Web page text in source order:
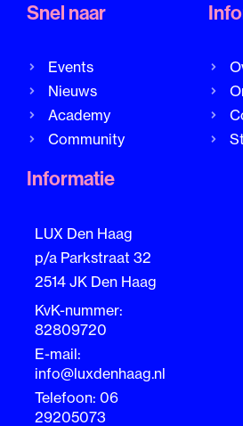
Snel naar
Events
Nieuws
Academy
Community
Informatie
LUX Den Haag
p/a Parkstraat 32
2514 JK Den Haag
KvK-nummer:
82809720
E-mail:
info@luxdenhaag.nl
Telefoon: 06
29205073